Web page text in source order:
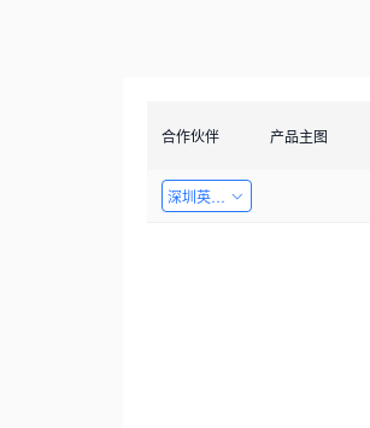
合作伙伴 产品主图
深圳英飞拓科技股份有限公司